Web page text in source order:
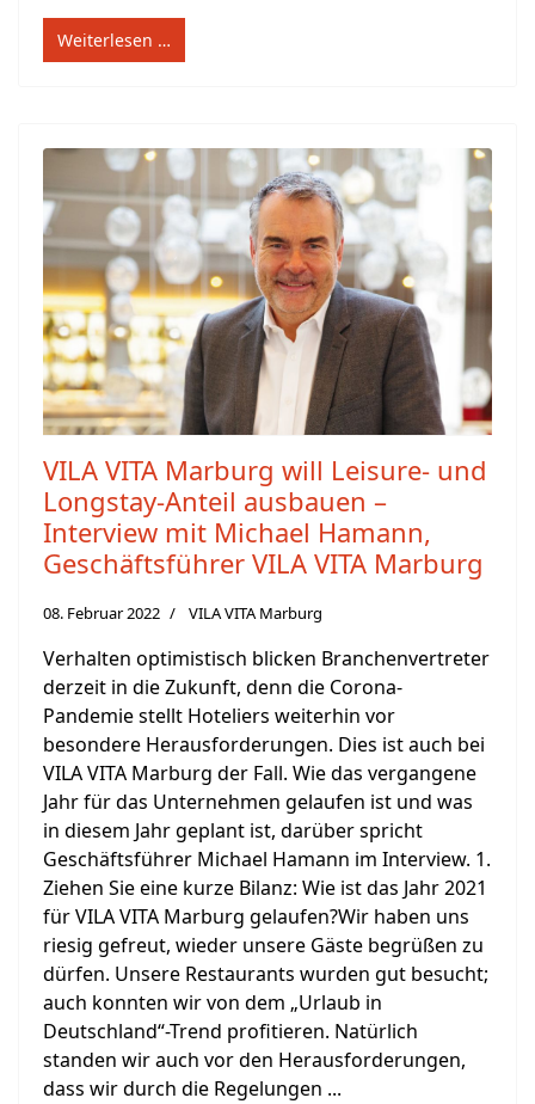
Weiterlesen …
VILA VITA Marburg will Leisure- und
Longstay-Anteil ausbauen –
Interview mit Michael Hamann,
Geschäftsführer VILA VITA Marburg
08. Februar 2022 VILA VITA Marburg
Verhalten optimistisch blicken Branchenvertreter
derzeit in die Zukunft, denn die Corona-
Pandemie stellt Hoteliers weiterhin vor
besondere Herausforderungen. Dies ist auch bei
VILA VITA Marburg der Fall. Wie das vergangene
Jahr für das Unternehmen gelaufen ist und was
in diesem Jahr geplant ist, darüber spricht
Geschäftsführer Michael Hamann im Interview. 1.
Ziehen Sie eine kurze Bilanz: Wie ist das Jahr 2021
für VILA VITA Marburg gelaufen?Wir haben uns
riesig gefreut, wieder unsere Gäste begrüßen zu
dürfen. Unsere Restaurants wurden gut besucht;
auch konnten wir von dem „Urlaub in
Deutschland“-Trend profitieren. Natürlich
standen wir auch vor den Herausforderungen,
dass wir durch die Regelungen ...